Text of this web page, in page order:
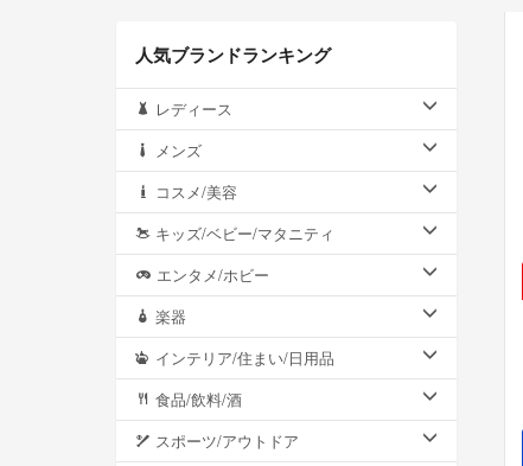
人気ブランドランキング
レディース
メンズ
コスメ/美容
キッズ/ベビー/マタニティ
エンタメ/ホビー
楽器
インテリア/住まい/日用品
食品/飲料/酒
スポーツ/アウトドア